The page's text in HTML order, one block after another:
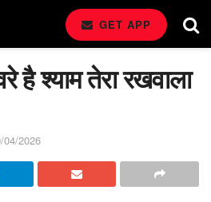
GET APP
है श्याम तेरा रखवाला
04/2026